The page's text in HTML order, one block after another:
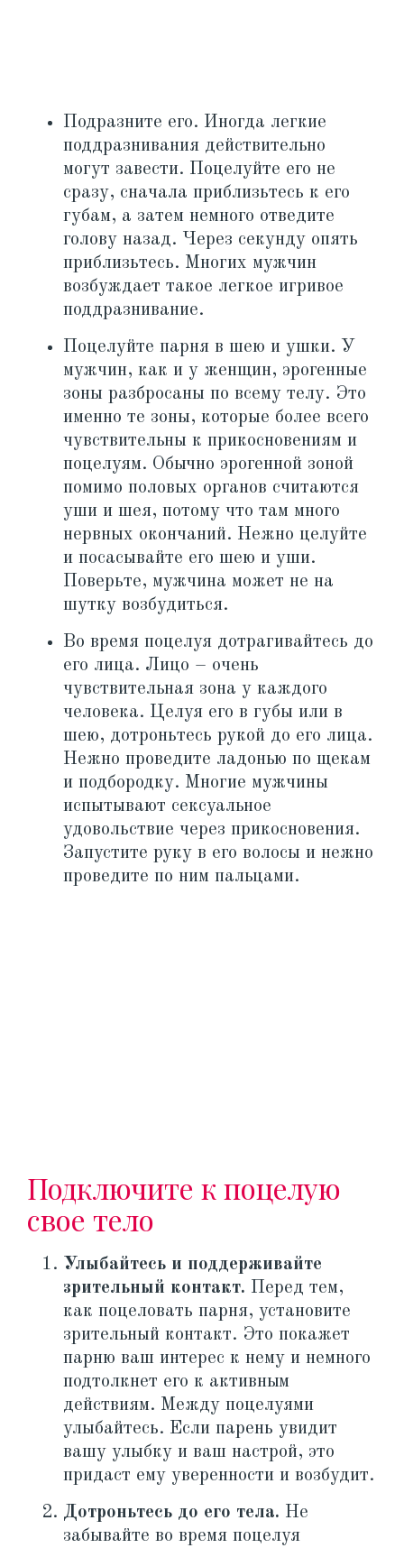
Подразните его. Иногда легкие
поддразнивания действительно
могут завести. Поцелуйте его не
сразу, сначала приблизьтесь к его
губам, а затем немного отведите
голову назад. Через секунду опять
приблизьтесь. Многих мужчин
возбуждает такое легкое игривое
поддразнивание.
Поцелуйте парня в шею и ушки. У
мужчин, как и у женщин, эрогенные
зоны разбросаны по всему телу. Это
именно те зоны, которые более всего
чувствительны к прикосновениям и
поцелуям. Обычно эрогенной зоной
помимо половых органов считаются
уши и шея, потому что там много
нервных окончаний. Нежно целуйте
и посасывайте его шею и уши.
Поверьте, мужчина может не на
шутку возбудиться.
Во время поцелуя дотрагивайтесь до
его лица. Лицо – очень
чувствительная зона у каждого
человека. Целуя его в губы или в
шею, дотроньтесь рукой до его лица.
Нежно проведите ладонью по щекам
и подбородку. Многие мужчины
испытывают сексуальное
удовольствие через прикосновения.
Запустите руку в его волосы и нежно
проведите по ним пальцами.
Подключите к поцелую
свое тело
Улыбайтесь и поддерживайте
зрительный контакт. Перед тем,
как поцеловать парня, установите
зрительный контакт. Это покажет
парню ваш интерес к нему и немного
подтолкнет его к активным
действиям. Между поцелуями
улыбайтесь. Если парень увидит
вашу улыбку и ваш настрой, это
придаст ему уверенности и возбудит.
Дотроньтесь до его тела. Не
забывайте во время поцелуя